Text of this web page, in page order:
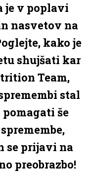
je v poplavi
nasvetov na
kako je
shujšati kar
Team,
stal
še
se prijavi na
preobrazbo!